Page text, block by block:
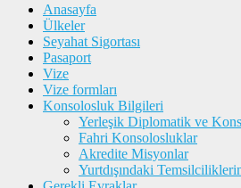
Anasayfa
Ülkeler
Seyahat Sigortası
Pasaport
Vize
Vize formları
Konsolosluk Bilgileri
Yerleşik Diplomatik ve
Fahri Konsolosluklar
Akredite Misyonlar
Yurtdışındaki